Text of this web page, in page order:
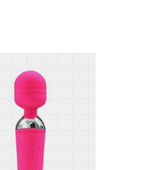
cụ thể